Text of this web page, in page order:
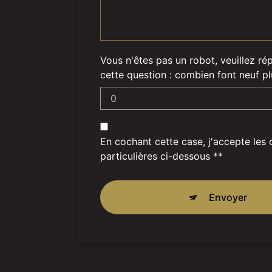
Vous n'êtes pas un robot, veuillez
cette question : combien font neuf
En cochant cette case, j'accepte les
particulières ci-dessous **
Envoyer